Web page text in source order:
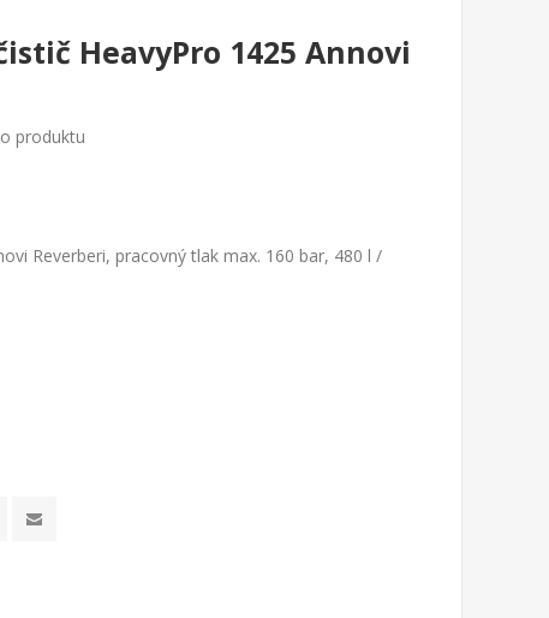
HeavyPro 1425 Annovi
produktu
Reverberi, pracovný tlak max. 160 bar, 480 l /